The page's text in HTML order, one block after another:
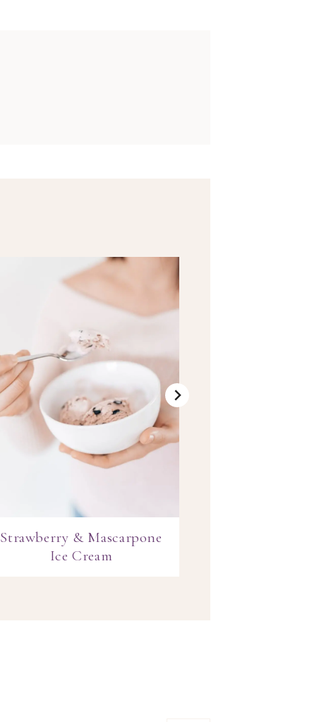
Strawberry & Mascarpone
Ice Cream